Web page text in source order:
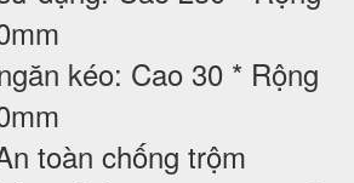
kéo: Cao 30 * Rộng
toàn chống trộm